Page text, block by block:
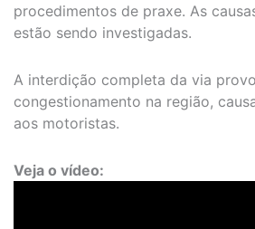
procedimentos de praxe. As
estão sendo investigadas.
A interdição completa da via
congestionamento na região,
aos motoristas.
Veja o vídeo: